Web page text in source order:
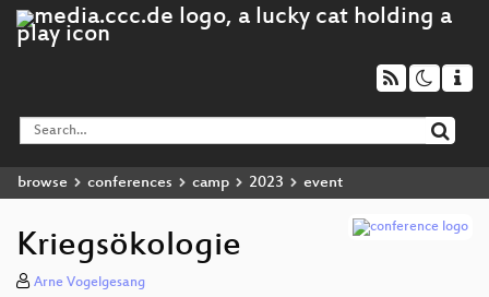
browse conferences camp 2023 event
Kriegsökologie
Arne Vogelgesang